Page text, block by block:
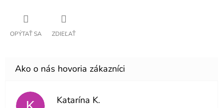
OPÝTAŤ SA ZDIEĽAŤ
Katarína K.